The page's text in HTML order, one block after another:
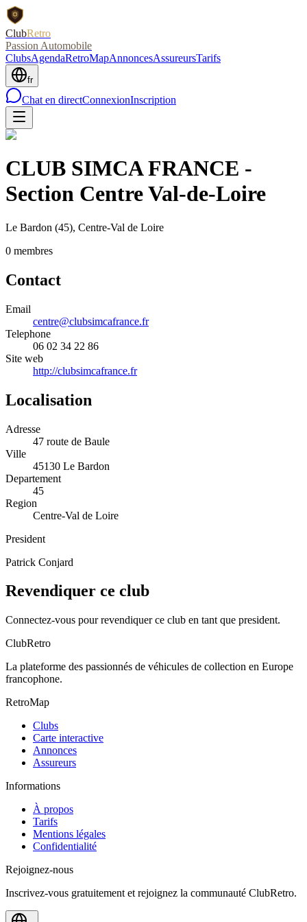
ClubRetro
Passion Automobile
ClubsAgendaRetroMapAnnoncesAssureursTarifs
fr
Chat en directConnexionInscription
CLUB SIMCA FRANCE -
Section Centre Val-de-Loire
Le Bardon (45), Centre-Val de Loire
0 membres
Contact
Email
centre@clubsimcafrance.fr
Telephone
06 02 34 22 86
Site web
http://clubsimcafrance.fr
Localisation
Adresse
47 route de Baule
Ville
45130 Le Bardon
Departement
45
Region
Centre-Val de Loire
President
Patrick Conjard
Revendiquer ce club
Connectez-vous pour revendiquer ce club en tant que president.
ClubRetro
La plateforme des passionnés de véhicules de collection en Europe
francophone.
RetroMap
Clubs
Carte interactive
Annonces
Assureurs
Informations
À propos
Tarifs
Mentions légales
Confidentialité
Rejoignez-nous
Inscrivez-vous gratuitement et rejoignez la communauté ClubRetro.